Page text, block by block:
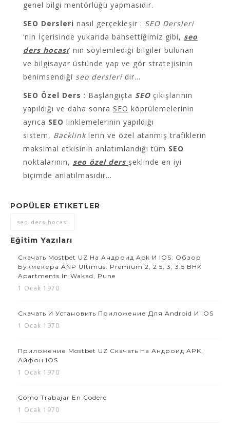
genel bilgi mentörlüğü yapmasıdır.
SEO Dersleri nasıl gerçekleşir : SEO Dersleri
‘nin İçerisinde yukarıda bahsettiğimiz gibi, seo
ders hocası‘ nın söylemlediği bilgiler bulunan
ve bilgisayar üstünde yap ve gör stratejisinin
benimsendiği seo dersleri dir…
SEO Özel Ders : Başlangıçta SEO çıkışlarının
yapıldığı ve daha sonra SEO köprülemelerinin
ayrıca SEO linklemelerinin yapıldığı
sistem, Backlink lerin ve özel atanmış trafiklerin
maksimal etkisinin anlatımlandığı tüm SEO
noktalarının, seo özel ders şeklinde en iyi
biçimde anlatılmasıdır…
POPÜLER ETIKETLER
seo-ders-hocasi
Eğitim Yazıları
Скачать Mostbet UZ На Андроид Apk И IOS: Обзор
Букмекера ANP Ultimus: Premium 2, 2 5, 3, 3.5 BHK
Apartments In Wakad, Pune
1 Ocak 1970
Скачать И Установить Приложение Для Android И IOS
1 Ocak 1970
Приложение Mostbet UZ Скачать На Андроид APK,
Айфон IOS
1 Ocak 1970
Cómo Trabajar En Codere
1 Ocak 1970